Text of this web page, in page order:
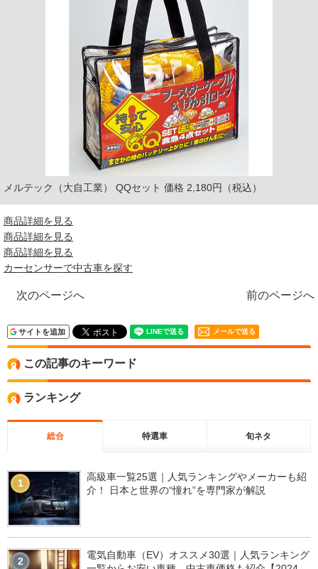
メルテック（大自工業） QQセット 価格 2,180円（税込）
商品詳細を見る
商品詳細を見る
商品詳細を見る
カーセンサーで中古車を探す
次のページへ 前のページへ
サイトを追加 メールで送る
この記事のキーワード
ランキング
総合 特選車 旬ネタ
1
高級車一覧25選｜人気ランキングやメーカーも紹
介！ 日本と世界の“憧れ”を専門家が解説
2
電気自動車（EV）オススメ30選｜人気ランキング